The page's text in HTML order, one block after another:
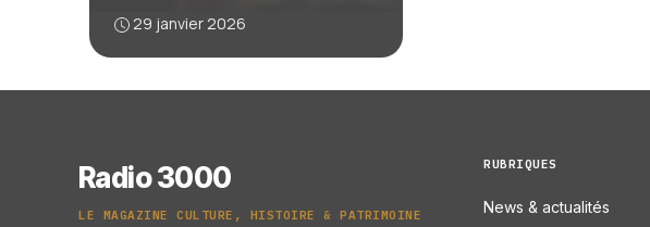
29 janvier 2026
Radio 3000
LE MAGAZINE CULTURE, HISTOIRE & PATRIMOINE
RUBRIQUES
News & actualités